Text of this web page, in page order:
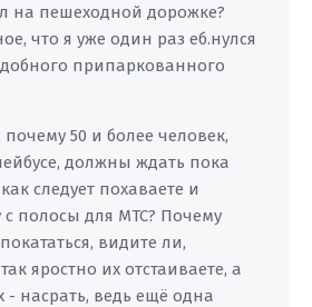
на пешеходной дорожке?
что я уже один раз еб.нулся
припаркованного
50 и более человек,
должны ждать пока
следует похаваете и
полосы для МТС? Почему
видите ли,
яростно их отстаиваете, а
- насрать, ведь ещё одна